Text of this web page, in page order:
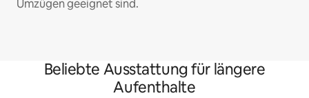
Umzügen geeignet sind.
Beliebte Ausstattung für längere
Aufenthalte